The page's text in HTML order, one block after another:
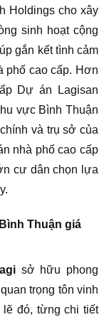
Holdings cho xây
sinh hoạt cộng
gắn kết tình cảm
phố cao cấp. Hơn
Dự án Lagisan
vực Bình Thuận
và trụ sở của
nhà phố cao cấp
cư dân chọn lựa
Thuận giá
sở hữu phong
trọng tôn vinh
lẽ đó, từng chi tiết